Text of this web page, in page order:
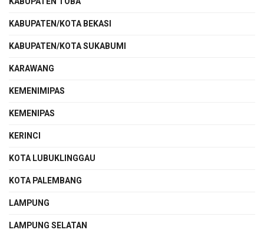
KABUPATEN/KOTA BEKASI
KABUPATEN/KOTA SUKABUMI
KARAWANG
KEMENIMIPAS
KEMENIPAS
KERINCI
KOTA LUBUKLINGGAU
KOTA PALEMBANG
LAMPUNG
LAMPUNG SELATAN